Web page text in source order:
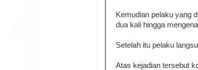
Kemudian pelaku yang
dua kali hingga
Setelah itu pelaku
Atas kejadian tersebut